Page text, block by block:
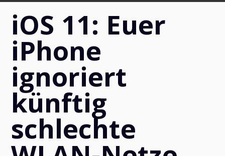
iOS 11: Euer
iPhone
ignoriert
künftig
schlechte